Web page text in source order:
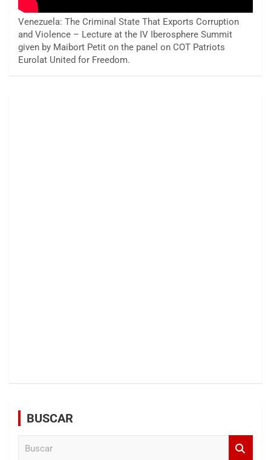
Venezuela: The Criminal State That Exports Corruption
and Violence – Lecture at the IV Iberosphere Summit
given by Maibort Petit on the panel on COT Patriots
Eurolat United for Freedom.
BUSCAR